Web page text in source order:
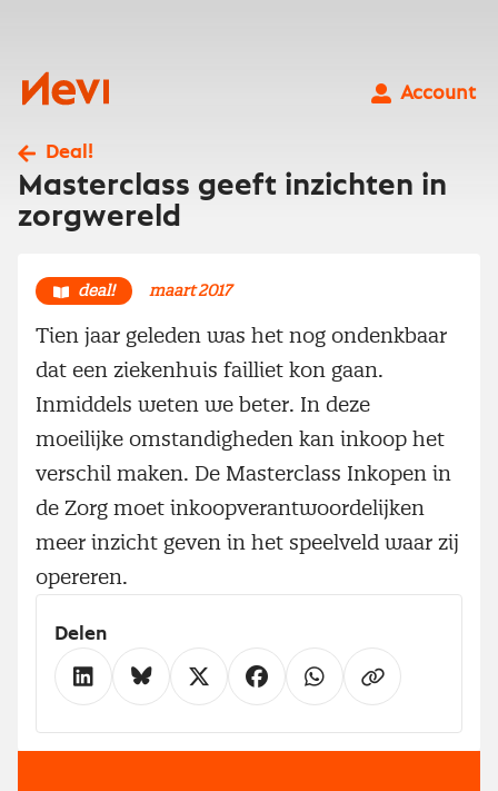
Nevi
Account
Deal!
Masterclass geeft inzichten in
zorgwereld
deal! maart 2017
Tien jaar geleden was het nog ondenkbaar
dat een ziekenhuis failliet kon gaan.
Inmiddels weten we beter. In deze
moeilijke omstandigheden kan inkoop het
verschil maken. De Masterclass Inkopen in
de Zorg moet inkoopverantwoordelijken
meer inzicht geven in het speelveld waar zij
opereren.
Delen